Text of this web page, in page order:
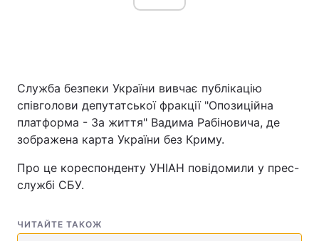
Україна Політика
Економіка
Спорт Наука
Техно і зв'язок
Служба безпеки України вивчає публікацію
співголови депутатської фракції "Опозиційна
платформа - За життя" Вадима Рабіновича, де
зображена карта України без Криму.
Про це кореспонденту УНІАН повідомили у прес-
службі СБУ.
ЧИТАЙТЕ ТАКОЖ